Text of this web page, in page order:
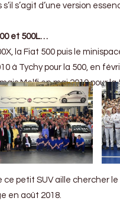
s’agit d’une version
et 500L…
la Fiat 500 puis le
à Tychy pour la 500, en
Melfi en mai 2019 pour la
ce petit SUV aille chercher
en août 2018.